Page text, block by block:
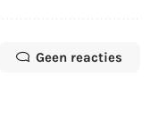
Geen reacties